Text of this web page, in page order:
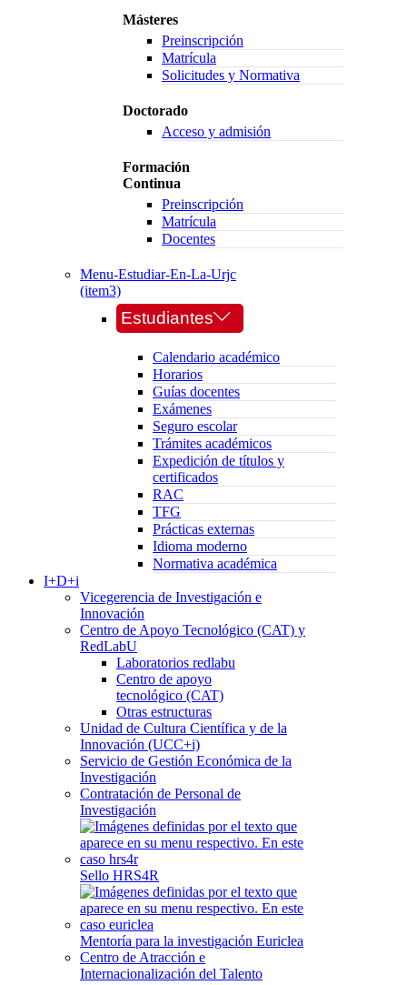
Másteres
Preinscripción
Matrícula
Solicitudes y Normativa
Doctorado
Acceso y admisión
Formación
Continua
Preinscripción
Matrícula
Docentes
Menu-Estudiar-En-La-Urjc
(item3)
Estudiantes
Calendario académico
Horarios
Guías docentes
Exámenes
Seguro escolar
Trámites académicos
Expedición de títulos y
certificados
RAC
TFG
Prácticas externas
Idioma moderno
Normativa académica
I+D+i
Vicegerencia de Investigación e
Innovación
Centro de Apoyo Tecnológico (CAT) y
RedLabU
Laboratorios redlabu
Centro de apoyo
tecnológico (CAT)
Otras estructuras
Unidad de Cultura Científica y de la
Innovación (UCC+i)
Servicio de Gestión Económica de la
Investigación
Contratación de Personal de
Investigación
Sello HRS4R
Mentoría para la investigación Euriclea
Centro de Atracción e
Internacionalización del Talento